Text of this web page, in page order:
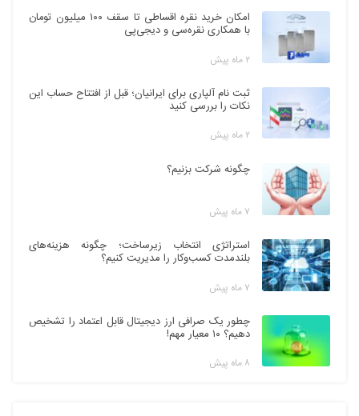
امکان خرید نقره اقساطی تا سقف ۱۰۰ میلیون تومان
با همکاری نقره‌سی و دیجی‌پی
۲ ماه پیش
ثبت نام آلپاری برای ایرانیان؛ قبل از افتتاح حساب این
نکات را بررسی کنید
۲ ماه پیش
چگونه شرکت بزنیم؟
۷ ماه پیش
استراتژی انتخاب زیرساخت؛ چگونه هزینه‌های
بلندمدت کسب‌وکار را مدیریت کنیم؟
۷ ماه پیش
چطور یک صرافی ارز دیجیتال قابل اعتماد را تشخیص
دهیم؟ ۱۰ معیار مهم!
۸ ماه پیش